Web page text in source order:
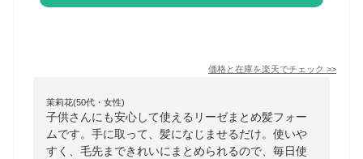
価格と在庫を楽天でチェック >>
茉莉花(50代・女性)
子供さんにも安心して使えるリーゼまとめ髪フォー
ムです。手に取って、髪になじませるだけ。使いや
すく、毛先まできれいにまとめられるので、毎日使